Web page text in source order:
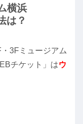
横浜
は？
3Fミュージアム
チケット」はウ